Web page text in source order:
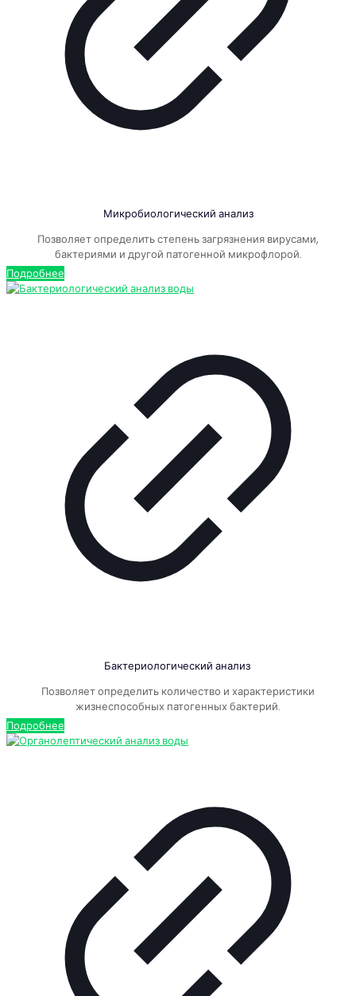
Микробиологический анализ
Позволяет определить степень загрязнения вирусами,
бактериями и другой патогенной микрофлорой.
Подробнее
Бактериологический анализ
Позволяет определить количество и характеристики
жизнеспособных патогенных бактерий.
Подробнее